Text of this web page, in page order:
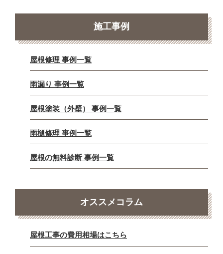
施工事例
屋根修理 事例一覧
雨漏り 事例一覧
屋根塗装（外壁） 事例一覧
雨樋修理 事例一覧
屋根の無料診断 事例一覧
オススメコラム
屋根工事の費用相場はこちら